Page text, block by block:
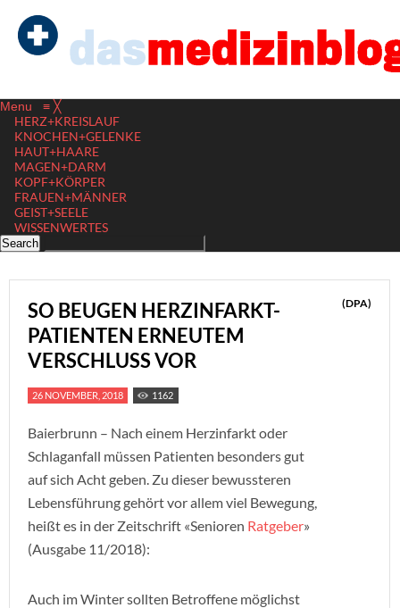
Menu ≡ ╳
HERZ+KREISLAUF
KNOCHEN+GELENKE
HAUT+HAARE
MAGEN+DARM
KOPF+KÖRPER
FRAUEN+MÄNNER
GEIST+SEELE
WISSENWERTES
SO BEUGEN HERZINFARKT-
PATIENTEN ERNEUTEM
VERSCHLUSS VOR
(DPA)
26 NOVEMBER, 2018 1162
Baierbrunn – Nach einem Herzinfarkt oder
Schlaganfall müssen Patienten besonders gut
auf sich Acht geben. Zu dieser bewussteren
Lebensführung gehört vor allem viel Bewegung,
heißt es in der Zeitschrift «Senioren Ratgeber»
(Ausgabe 11/2018):
Auch im Winter sollten Betroffene möglichst